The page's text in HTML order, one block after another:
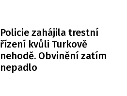
Policie zahájila trestní
řízení kvůli Turkově
nehodě. Obvinění zatím
nepadlo